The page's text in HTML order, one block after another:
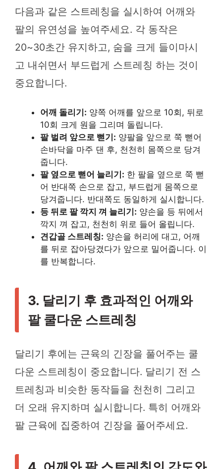
다음과 같은 스트레칭을 실시하여 어깨와
팔의 유연성을 높여주세요. 각 동작은
20~30초간 유지하고, 숨을 크게 들이마시
고 내쉬면서 부드럽게 스트레칭 하는 것이
중요합니다.
어깨 돌리기: 양쪽 어깨를 앞으로 10회, 뒤로
10회 크게 원을 그리며 돌립니다.
팔 벌려 앞으로 뻗기: 양팔을 앞으로 쭉 뻗어
손바닥을 마주 댄 후, 천천히 몸쪽으로 당겨
줍니다.
팔 옆으로 뻗어 늘리기: 한 팔을 옆으로 쭉 뻗
어 반대쪽 손으로 잡고, 부드럽게 몸쪽으로
당겨줍니다. 반대쪽도 동일하게 실시합니다.
등 뒤로 팔 깍지 껴 늘리기: 양손을 등 뒤에서
깍지 껴 잡고, 천천히 위로 들어 올립니다.
견갑골 스트레칭: 양손을 허리에 대고, 어깨
를 뒤로 잡아당겼다가 앞으로 밀어줍니다. 이
를 반복합니다.
3. 달리기 후 효과적인 어깨와
팔 쿨다운 스트레칭
달리기 후에는 근육의 긴장을 풀어주는 쿨
다운 스트레칭이 중요합니다. 달리기 전 스
트레칭과 비슷한 동작들을 천천히 그리고
더 오래 유지하며 실시합니다. 특히 어깨와
팔 근육에 집중하여 긴장을 풀어주세요.